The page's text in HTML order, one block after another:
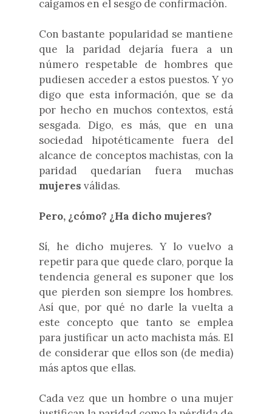
caigamos en el sesgo de confirmación.
Con bastante popularidad se mantiene
que la paridad dejaría fuera a un
número respetable de hombres que
pudiesen acceder a estos puestos. Y yo
digo que esta información, que se da
por hecho en muchos contextos, está
sesgada. Digo, es más, que en una
sociedad hipotéticamente fuera del
alcance de conceptos machistas, con la
paridad quedarían fuera muchas
mujeres válidas.
Pero, ¿cómo? ¿Ha dicho mujeres?
Sí, he dicho mujeres. Y lo vuelvo a
repetir para que quede claro, porque la
tendencia general es suponer que los
que pierden son siempre los hombres.
Así que, por qué no darle la vuelta a
este concepto que tanto se emplea
para justificar un acto machista más. El
de considerar que ellos son (de media)
más aptos que ellas.
Cada vez que un hombre o una mujer